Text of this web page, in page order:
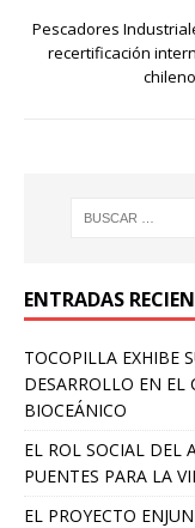
Pescadores
recertificación
ENTRADAS
TOCOPILLA EXHIBE
DESARROLLO EN EL
BIOCEÁNICO
EL ROL SOCIAL DEL
PUENTES PARA LA
EL PROYECTO